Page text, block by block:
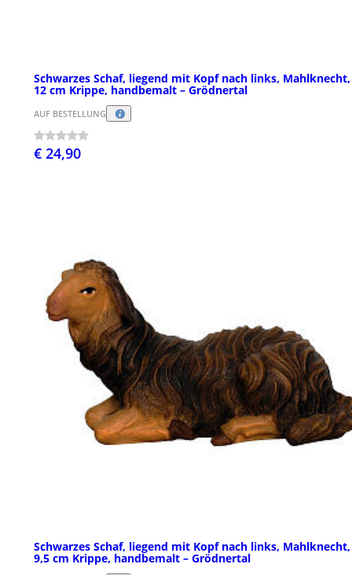
Schwarzes Schaf, liegend mit Kopf nach links,
12 cm Krippe, handbemalt – Grödnertal
AUF BESTELLUNG
€ 24,90
Schwarzes Schaf, liegend mit Kopf nach links,
9,5 cm Krippe, handbemalt – Grödnertal